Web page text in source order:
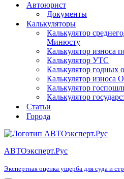
Автоюрист
Документы
Калькуляторы
Калькулятор
Минюсту
Калькулятор износа
Калькулятор УТС
Калькулятор годных
Калькулятор износа
Калькулятор
Калькулятор
Статьи
Города
АВТОэксперт.Рус
Экспертная оценка ущерба для суда и